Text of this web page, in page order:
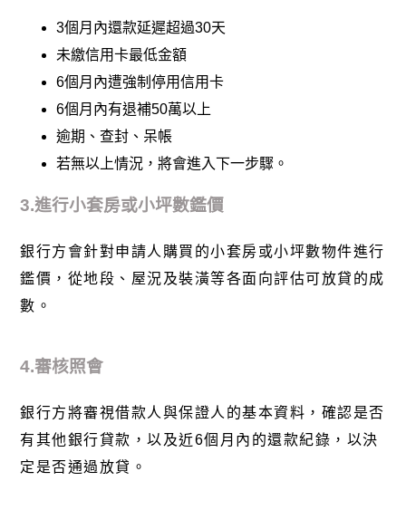
3個月內還款延遲超過30天
未繳信用卡最低金額
6個月內遭強制停用信用卡
6個月內有退補50萬以上
逾期、查封、呆帳
若無以上情況，將會進入下一步驟。
3.進行小套房或小坪數鑑價
銀行方會針對申請人購買的小套房或小坪數物件進行
鑑價，從地段、屋況及裝潢等各面向評估可放貸的成
數。
4.審核照會
銀行方將審視借款人與保證人的基本資料，確認是否
有其他銀行貸款，以及近6個月內的還款紀錄，以決
定是否通過放貸。